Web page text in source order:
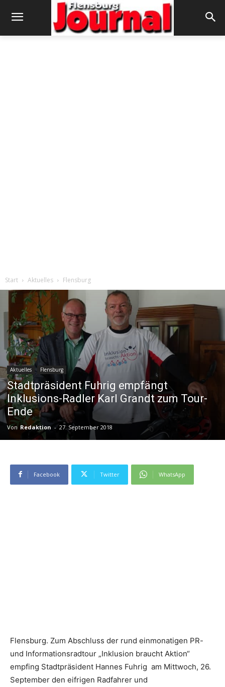
Start Aktuelles Flensburg
Aktuelles Flensburg
Stadtpräsident Fuhrig empfängt
Inklusions-Radler Karl Grandt zum Tour-
Ende
Von Redaktion - 27. September 2018
Facebook Twitter WhatsApp
Flensburg. Zum Abschluss der rund einmonatigen PR-
und Informationsradtour „Inklusion braucht Aktion“
empfing Stadtpräsident Hannes Fuhrig am Mittwoch, 26.
September den eifrigen Radfahrer und